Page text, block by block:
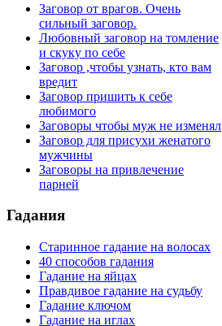
Заговор от врагов. Очень
сильный заговор.
Любовный заговор на томление
и скуку по себе
Заговор ,чтобы узнать, кто вам
вредит
Заговор пришить к себе
любимого
Заговоры чтобы муж не изменял
Заговор для присухи женатого
мужчины
Заговоры на привлечение
парней
Гадания
Старинное гадание на волосах
40 способов гадания
Гадание на яйцах
Правдивое гадание на судьбу
Гадание ключом
Гадание на иглах